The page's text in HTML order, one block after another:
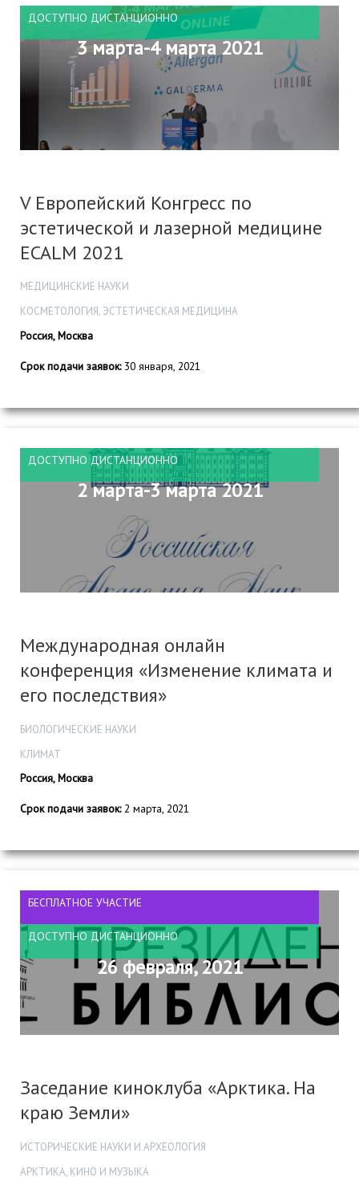
ДОСТУПНО ДИСТАНЦИОННО
3 марта-4 марта 2021
V Европейский Конгресс по
эстетической и лазерной медицине
ECALM 2021
МЕДИЦИНСКИЕ НАУКИ
КОСМЕТОЛОГИЯ, ЭСТЕТИЧЕСКАЯ МЕДИЦИНА
Россия, Москва
Срок подачи заявок:30 января, 2021
ДОСТУПНО ДИСТАНЦИОННО
2 марта-3 марта 2021
Международная онлайн
конференция «Изменение климата и
его последствия»
БИОЛОГИЧЕСКИЕ НАУКИ
КЛИМАТ
Россия, Москва
Срок подачи заявок:2 марта, 2021
БЕСПЛАТНОЕ УЧАСТИЕ
ДОСТУПНО ДИСТАНЦИОННО
26 февраля, 2021
Заседание киноклуба «Арктика. На
краю Земли»
ИСТОРИЧЕСКИЕ НАУКИ И АРХЕОЛОГИЯ
АРКТИКА, КИНО И МУЗЫКА